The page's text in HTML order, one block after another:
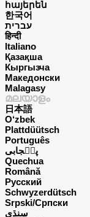
հայերեն
한국어
עברית
हिन्दी
Italiano
Қазақша
Кыргызча
Македонски
Malagasy
മലയാളം
日本語
O‘zbek
Plattdüütsch
Português
پن٘جابی
Quechua
Română
Русский
Schwyzerdütsch
Srpski/Српски